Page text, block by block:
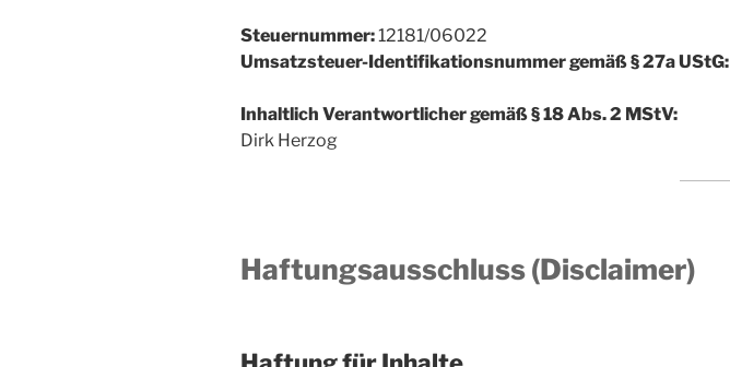
Steuernummer: 12181/06022
Umsatzsteuer-Identifikationsnummer gemäß § 27a UStG:
Inhaltlich Verantwortlicher gemäß § 18 Abs. 2 MStV:
Dirk Herzog
Haftungsausschluss (Disclaimer)